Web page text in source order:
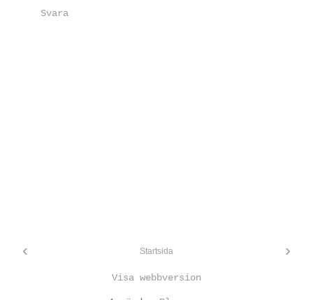
Svara
‹ ›
Startsida
Visa webbversion